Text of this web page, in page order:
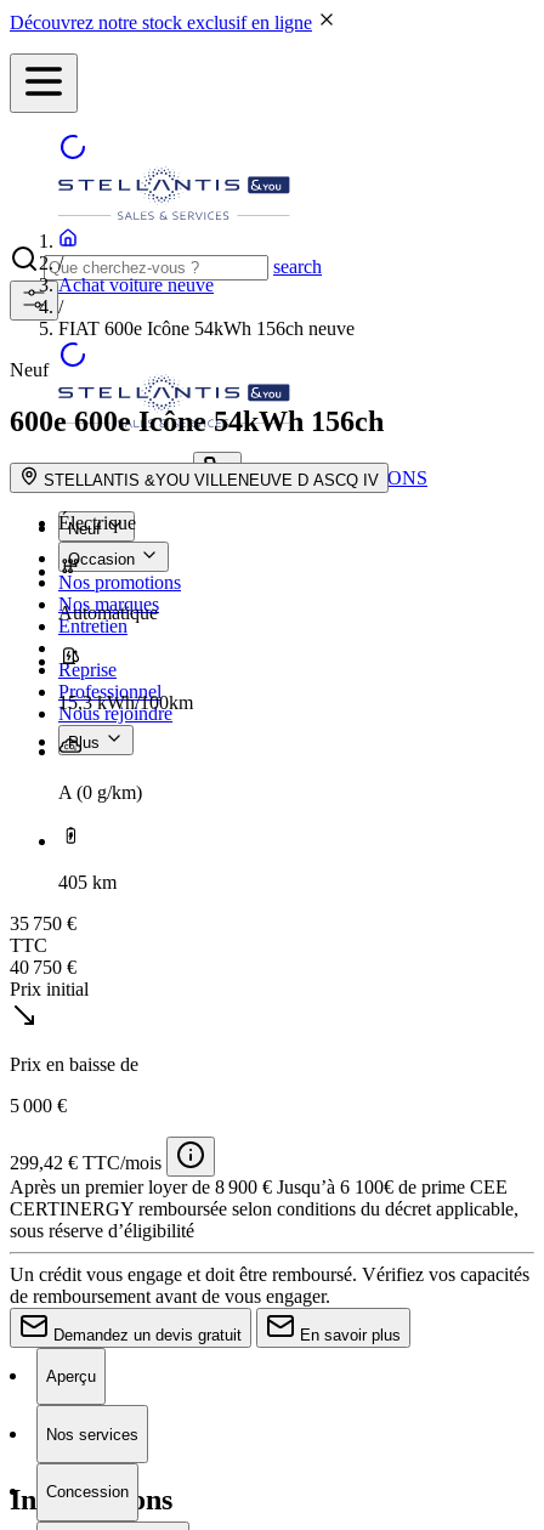
Découvrez notre stock exclusif en ligne
search
search button - icon NOS CONCESSIONS
Neuf
Occasion
Nos promotions
Nos marques
Entretien
Reprise
Professionnel
Nous rejoindre
Plus
/
Achat voiture neuve
/
FIAT 600e Icône 54kWh 156ch neuve
Neuf
600e600e Icône 54kWh 156ch
STELLANTIS &YOU VILLENEUVE D ASCQ IV
Électrique
Automatique
15,3 kWh/100km
A (0 g/km)
405 km
35 750 €
TTC
40 750 €
Prix initial
Prix en baisse de
5 000 €
299,42 € TTC/mois
Après un premier loyer de 8 900 € Jusqu’à 6 100€ de prime CEE
CERTINERGY remboursée selon conditions du décret applicable,
sous réserve d’éligibilité
Un crédit vous engage et doit être remboursé. Vérifiez vos capacités
de remboursement avant de vous engager.
Demandez un devis gratuit En savoir plus
Aperçu
Nos services
Concession
Informations